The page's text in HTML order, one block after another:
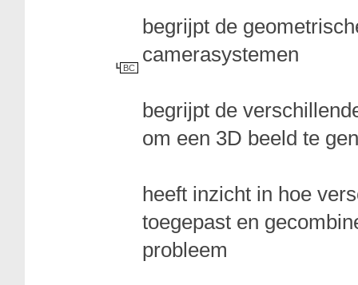
BC
begrijpt de
camerasystemen
begrijpt de
om een 3D beeld te
heeft inzicht in hoe
toegepast en
probleem